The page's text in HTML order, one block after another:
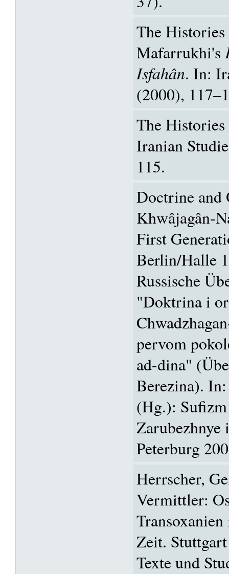
The
Mafarrukhi's
Isfahân. In:
(2000),
The
Iranian
115.
Doctrine and
Khwâjagân-
First
Berlin/Halle
Russische
"Doktrina i
pervom
ad-dina"
Berezina).
(Hg.):
Zarubezhnye
Peterburg
Herrscher,
Vermittler:
Zeit.
Texte und